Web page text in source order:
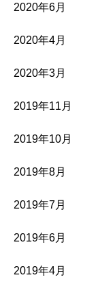
2020年6月
2020年4月
2020年3月
2019年11月
2019年10月
2019年8月
2019年7月
2019年6月
2019年4月